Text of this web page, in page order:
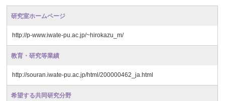
研究室ホームページ
http://p-www.iwate-pu.ac.jp/~hirokazu_m/
教育・研究等業績
http://souran.iwate-pu.ac.jp/html/200000462_ja.html
希望する共同研究分野